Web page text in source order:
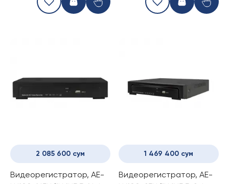
2 085 600 сум
Видеорегистратор, AE-
1 469 400 сум
Видеорегистратор, AE-